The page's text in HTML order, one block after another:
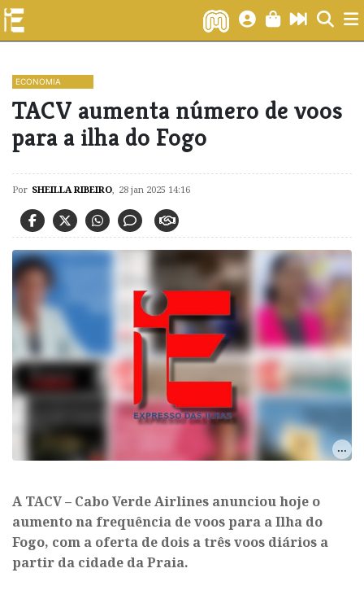
ECONOMIA
TACV aumenta número de voos
para a ilha do Fogo
Por SHEILLA RIBEIRO, 28 jan 2025 14:16
A TACV – Cabo Verde Airlines anunciou hoje o
aumento na frequência de voos para a Ilha do
Fogo, com a oferta de dois a três voos diários a
partir da cidade da Praia.